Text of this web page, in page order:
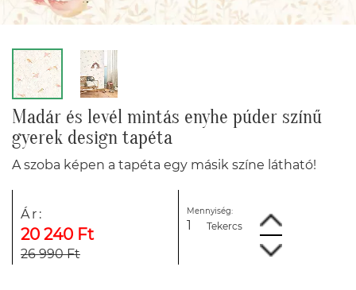
Madár és levél mintás enyhe púder színű
gyerek design tapéta
A szoba képen a tapéta egy másik színe látható!
Ár:
20 240 Ft
26 990 Ft
Mennyiség:
Tekercs